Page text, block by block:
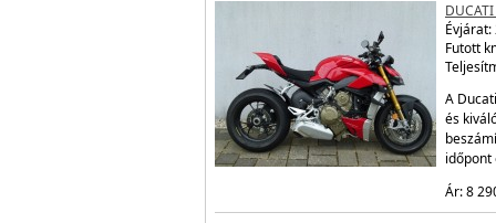
DUCATI
Évjárat:
Futott
A
és
időpont
Ár: 8